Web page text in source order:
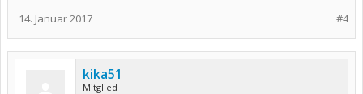
#4
14. Januar 2017
kika51
Mitglied